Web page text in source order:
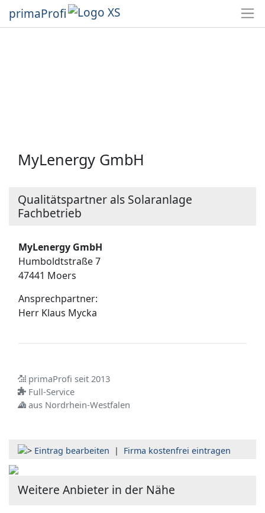
primaProfi
MyLenergy GmbH
Qualitätspartner als Solaranlage
Fachbetrieb
MyLenergy GmbH
Humboldtstraße 7
47441 Moers
Ansprechpartner:
Herr Klaus Mycka
primaProfi seit 2013
Full-Service
aus Nordrhein-Westfalen
Eintrag bearbeiten | Firma kostenfrei eintragen
Weitere Anbieter in der Nähe